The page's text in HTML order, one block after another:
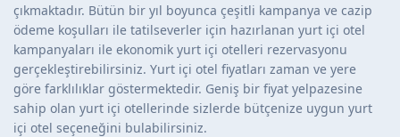
çıkmaktadır. Bütün bir yıl boyunca çeşitli kampanya ve cazip
ödeme koşulları ile tatilseverler için hazırlanan yurt içi otel
kampanyaları ile ekonomik yurt içi otelleri rezervasyonu
gerçekleştirebilirsiniz. Yurt içi otel fiyatları zaman ve yere
göre farklılıklar göstermektedir. Geniş bir fiyat yelpazesine
sahip olan yurt içi otellerinde sizlerde bütçenize uygun yurt
içi otel seçeneğini bulabilirsiniz.